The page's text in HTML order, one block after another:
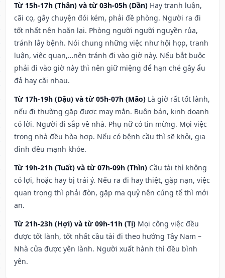
Từ 15h-17h (Thân) và từ 03h-05h (Dần) Hay tranh luận,
cãi cọ, gây chuyện đói kém, phải đề phòng. Người ra đi
tốt nhất nên hoãn lại. Phòng người người nguyền rủa,
tránh lây bệnh. Nói chung những việc như hội họp, tranh
luận, việc quan,…nên tránh đi vào giờ này. Nếu bắt buộc
phải đi vào giờ này thì nên giữ miệng để hạn ché gây ẩu
đả hay cãi nhau.
Từ 17h-19h (Dậu) và từ 05h-07h (Mão) Là giờ rất tốt lành,
nếu đi thường gặp được may mắn. Buôn bán, kinh doanh
có lời. Người đi sắp về nhà. Phụ nữ có tin mừng. Mọi việc
trong nhà đều hòa hợp. Nếu có bệnh cầu thì sẽ khỏi, gia
đình đều mạnh khỏe.
Từ 19h-21h (Tuất) và từ 07h-09h (Thìn) Cầu tài thì không
có lợi, hoặc hay bị trái ý. Nếu ra đi hay thiệt, gặp nạn, việc
quan trọng thì phải đòn, gặp ma quỷ nên cúng tế thì mới
an.
Từ 21h-23h (Hợi) và từ 09h-11h (Tị) Mọi công việc đều
được tốt lành, tốt nhất cầu tài đi theo hướng Tây Nam –
Nhà cửa được yên lành. Người xuất hành thì đều bình
yên.